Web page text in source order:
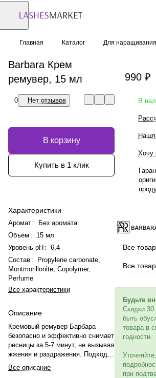
Главная Каталог Для
Barbara Крем
ремувер, 15 мл
0 Нет отзывов
В корзину
Купить в 1 клик
Характеристики
Аромат :
Без аромата
Объём :
15 мл
Уровень pH : 6,4
Состав :
Propylene carbonate,
Montmorillonite, Copolymer,
Perfume
Все характеристики
Описание
Кремовый ремувер Барбара
безопасно и эффективно снимает
ресницы за 5-7 минут, не вызывая
жжения и раздражения. Подходит
для чувствительных клиентов,
легко смывается и бережно
Все описание
990 ₽
В
Хочу
Все
Все
Будьте
Скидки 30
быть
товара в
годности.
при